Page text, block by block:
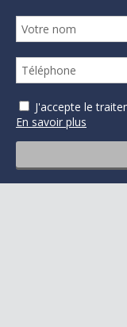
J'accepte le
En savoir plus